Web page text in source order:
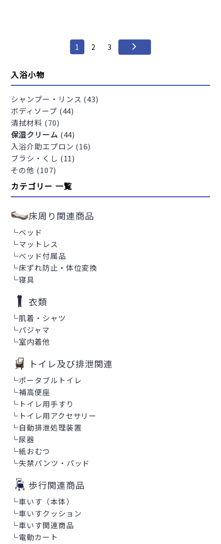
1 2 3
入浴小物
シャンプー・リンス (43)
ボディソープ (44)
清拭材料 (70)
保湿クリーム (44)
入浴介助エプロン (16)
ブラシ・くし (11)
その他 (107)
カテゴリー 一覧
床周り関連商品
└ベッド
└マットレス
└ベッド付属品
└床ずれ防止・体位変換
└寝具
衣類
└肌着・シャツ
└パジャマ
└室内着他
トイレ及び排泄関連
└ポータブルトイレ
└補高便座
└ トイレ用手すり
└ トイレ用アクセサリー
└自動排泄処理装置
└尿器
└紙おむつ
└失禁パンツ・パッド
歩行関連商品
└車いす（本体）
└車いすクッション
└車いす関連商品
└電動カート